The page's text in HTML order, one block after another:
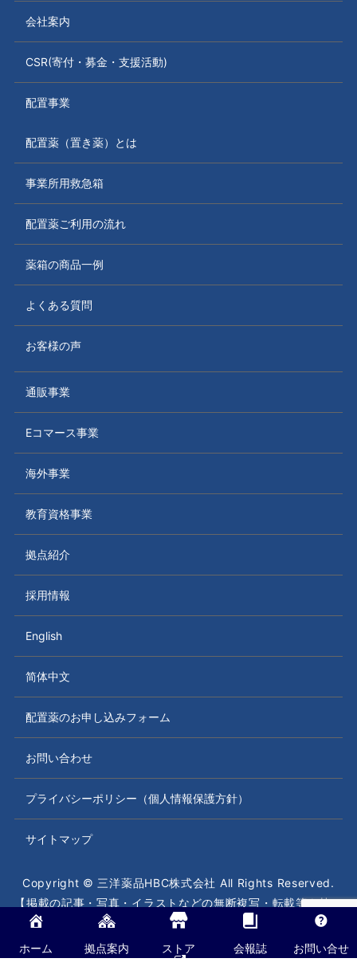
会社案内
CSR(寄付・募金・支援活動)
配置事業
配置薬（置き薬）とは
事業所用救急箱
配置薬ご利用の流れ
薬箱の商品一例
よくある質問
お客様の声
通販事業
Eコマース事業
海外事業
教育資格事業
拠点紹介
採用情報
English
简体中文
配置薬のお申し込みフォーム
お問い合わせ
プライバシーポリシー（個人情報保護方針）
サイトマップ
Copyright © 三洋薬品HBC株式会社 All Rights Reserved.
【掲載の記事・写真・イラストなどの無断複写・転載等を禁じ
ます】
ホーム
拠点案内 ストア 会報誌 お問い合せ